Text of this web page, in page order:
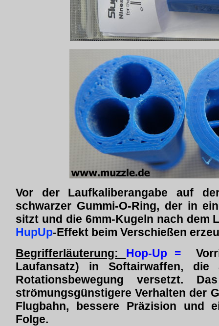
Vor der Laufkaliberangabe auf
schwarzer Gummi-O-Ring, der in
sitzt und die 6mm-Kugeln nach dem
HupUp-Effekt beim Verschießen
Begrifferläuterung: Hop-Up =
Laufansatz) in Softairwaffen,
Rotationsbewegung versetzt.
strömungsgünstigere Verhalten der
Flugbahn, bessere Präzision und
Folge.